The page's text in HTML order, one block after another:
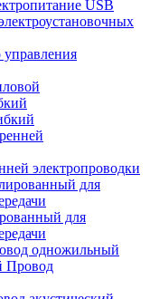
USB
управления
электропроводки
для
одножильный
Провод